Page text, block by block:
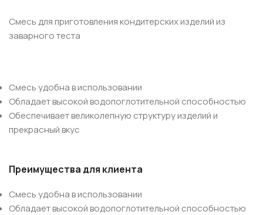
Смесь для приготовления кондитерских изделий из
заварного теста
Смесь удобна в использовании
Обладает высокой водопоглотительной способностью
Обеспечивает великолепную структуру изделий и
прекрасный вкус
Преимущества для клиента
Смесь удобна в использовании
Обладает высокой водопоглотительной способностью